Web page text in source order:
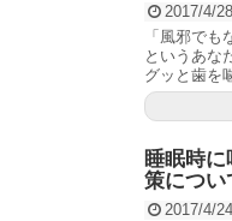
Powered by livedoor
2017/4/28
「風邪で
というあな
グッと歯を
睡眠時
策につい
2017/4/24